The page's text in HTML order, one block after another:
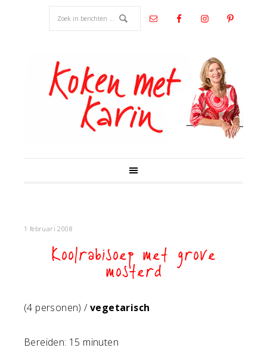
1 februari 2008
Koolrabisoep met grove
mosterd
(4 personen) /vegetarisch
Bereiden: 15 minuten